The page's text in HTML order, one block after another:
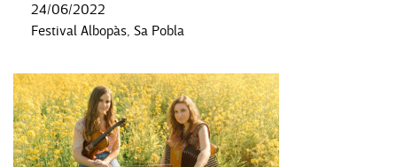
24/06/2022
Festival Albopàs, Sa Pobla